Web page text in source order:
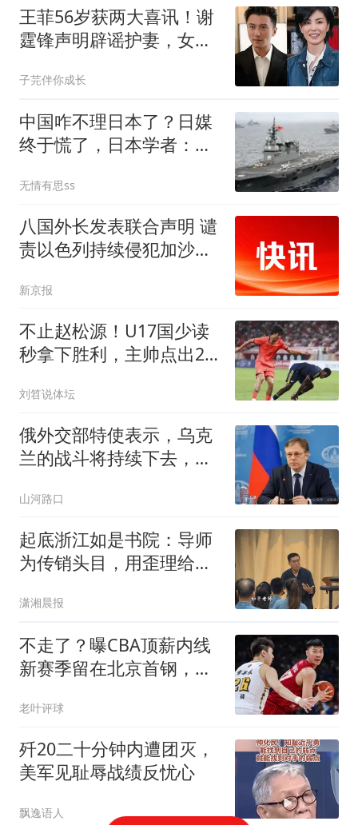
王菲56岁获两大喜讯！谢
霆锋声明辟谣护妻，女儿
子芫伴你成长
中国咋不理日本了？日媒
终于慌了，日本学者：日
无情有思ss
八国外长发表联合声明 谴
责以色列持续侵犯加沙地
新京报
不止赵松源！U17国少读
秒拿下胜利，主帅点出2
刘笤说体坛
俄外交部特使表示，乌克
兰的战斗将持续下去，需
山河路口
起底浙江如是书院：导师
为传销头目，用歪理给家
打，不笑要挨骂
潇湘晨报
不走了？曝CBA顶薪内线
新赛季留在北京首钢，李
老叶评球
歼20二十分钟内遭团灭，
美军见耻辱战绩反忧心
飘逸语人